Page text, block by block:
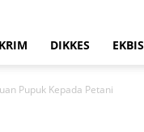
DIKKES EKBIS
Pupuk Kepada Petani